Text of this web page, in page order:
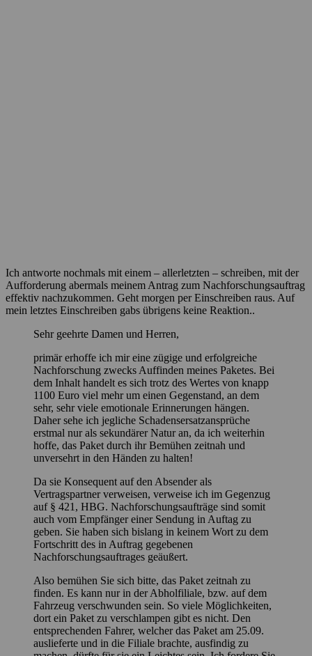
Ich antworte nochmals mit einem – allerletzten – schreiben, mit der
Aufforderung abermals meinem Antrag zum Nachforschungsauftrag
effektiv nachzukommen. Geht morgen per Einschreiben raus. Auf
mein letztes Einschreiben gabs übrigens keine Reaktion..
Sehr geehrte Damen und Herren,
primär erhoffe ich mir eine zügige und erfolgreiche
Nachforschung zwecks Auffinden meines Paketes. Bei
dem Inhalt handelt es sich trotz des Wertes von knapp
1100 Euro viel mehr um einen Gegenstand, an dem
sehr, sehr viele emotionale Erinnerungen hängen.
Daher sehe ich jegliche Schadensersatzansprüche
erstmal nur als sekundärer Natur an, da ich weiterhin
hoffe, das Paket durch ihr Bemühen zeitnah und
unversehrt in den Händen zu halten!
Da sie Konsequent auf den Absender als
Vertragspartner verweisen, verweise ich im Gegenzug
auf § 421, HBG. Nachforschungsaufträge sind somit
auch vom Empfänger einer Sendung in Auftag zu
geben. Sie haben sich bislang in keinem Wort zu dem
Fortschritt des in Auftrag gegebenen
Nachforschungsauftrages geäußert.
Also bemühen Sie sich bitte, das Paket zeitnah zu
finden. Es kann nur in der Abholfiliale, bzw. auf dem
Fahrzeug verschwunden sein. So viele Möglichkeiten,
dort ein Paket zu verschlampen gibt es nicht. Den
entsprechenden Fahrer, welcher das Paket am 25.09.
auslieferte und in die Filiale brachte, ausfindig zu